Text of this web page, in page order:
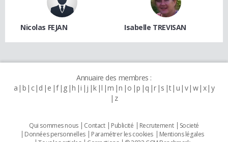
Nicolas FEJAN Isabelle TREVISAN
Annuaire des membres :
a b c d e f g h i j k l m n o p q r s t u v w x y
z
Qui sommes nous Contact Publicité Recrutement
Societé
Données personnelles
Paramétrer les cookies
Mentions légales